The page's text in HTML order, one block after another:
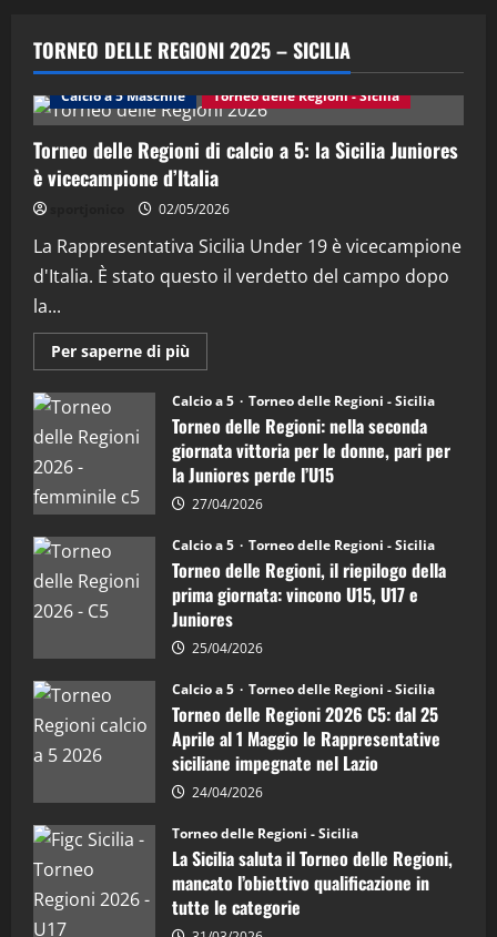
2
“SportEmpire” in Podcast: 29^ Puntata
(Martedi 28 Aprile 2026)
3
"SportEmpire" in Podcast
“SportEmpire” in Podcast: 28^ Puntata
(Martedi 21 Aprile 2026)
21/04/2026
4
(Martedi 14 Aprile 2026)
5
"SportEmpire" in Podcast
“SportEmpire” in Podcast: 26^ Puntata
(Martedi 07 Aprile 2026)
TORNEO DELLE REGIONI 2025 – SICILIA
Calcio a 5 Maschile Torneo delle Regioni - Sicilia
Torneo delle Regioni di calcio a 5: la Sicilia Juniores
è vicecampione d’Italia
02/05/2026
La Rappresentativa Sicilia Under 19 è vicecampione
d'Italia. È stato questo il verdetto del campo dopo
la...
Per saperne di più
informazioni
Torneo
delle
Regioni
di
calcio
a
5:
la
Juniores
è
vicecampione
d’Italia
Calcio a 5 Torneo delle Regioni - Sicilia
Torneo delle Regioni: nella seconda
giornata vittoria per le donne, pari per
la Juniores perde l’U15
27/04/2026
Calcio a 5 Torneo delle Regioni - Sicilia
Torneo delle Regioni, il riepilogo della
prima giornata: vincono U15, U17 e
Juniores
25/04/2026
Calcio a 5 Torneo delle Regioni - Sicilia
Torneo delle Regioni 2026 C5: dal 25
Aprile al 1 Maggio le Rappresentative
siciliane impegnate nel Lazio
24/04/2026
Torneo delle Regioni - Sicilia
La Sicilia saluta il Torneo delle Regioni,
mancato l’obiettivo qualificazione in
tutte le categorie